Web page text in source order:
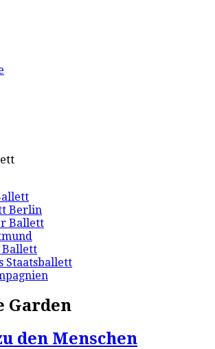
Berlin
Ballett
Staatsballett
Garden
den Menschen